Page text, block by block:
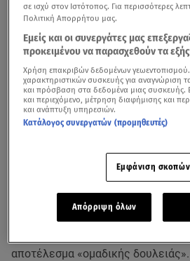
Σε έντονα συγκινησιακό κλίμα
παράδοσης - παραλαβής στο
των καθηκόντων του υφυπουργού
Απευθυνόμενος στον Αλκιβιάδη
Εθνικής Άμυνας Νίκος
δε συμφωνούν σε όλα, αλλά
αυτό που έπρεπε να γίνει.
αποτέλεσμα «ομαδικής δουλειάς».
σε ισχύ στον Ιστότοπος. Για περισσότερες
Πολιτική Απορρήτου μας.
Εμείς και οι συνεργάτες μας
προκειμένου να παρασχεθούν τα
Χρήση επακριβών δεδομένων
χαρακτηριστικών συσκευής για αναγνώριση
και πρόσβαση στα δεδομένα μιας συσκευής.
και περιεχόμενο, μέτρηση διαφήμισης και
και ανάπτυξη υπηρεσιών.
Κατάλογος συνεργατών (προμηθευτές)
Εμφάνιση σκοπών
Απόρριψη όλων